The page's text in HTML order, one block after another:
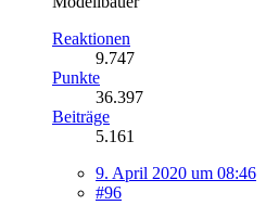
Reaktionen
9.747
Punkte
36.397
Beiträge
5.161
9. April 2020 um 08:46
#96